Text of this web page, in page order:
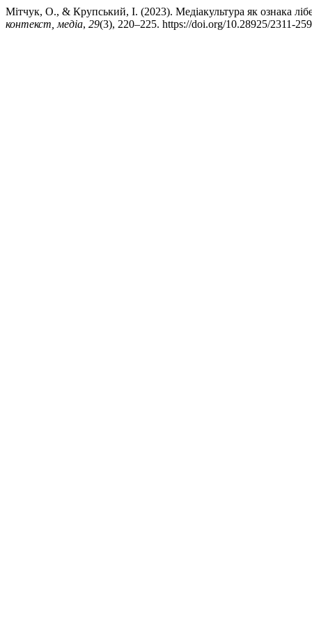
Мітчук, О., & Крупський, І. (2023). Медіакультура як ознака
контекст, медіа, 29(3), 220–225. https://doi.org/10.28925/2311-